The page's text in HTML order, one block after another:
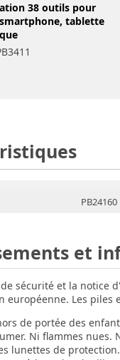
38 outils pour
tablette
PB24160
et
sécurité et la notice
européenne. Les piles
de portée des
Ni flammes nues.
lunettes de protection.